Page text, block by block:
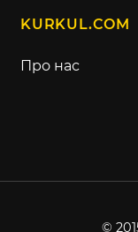
KURKUL.COM
Про нас
©